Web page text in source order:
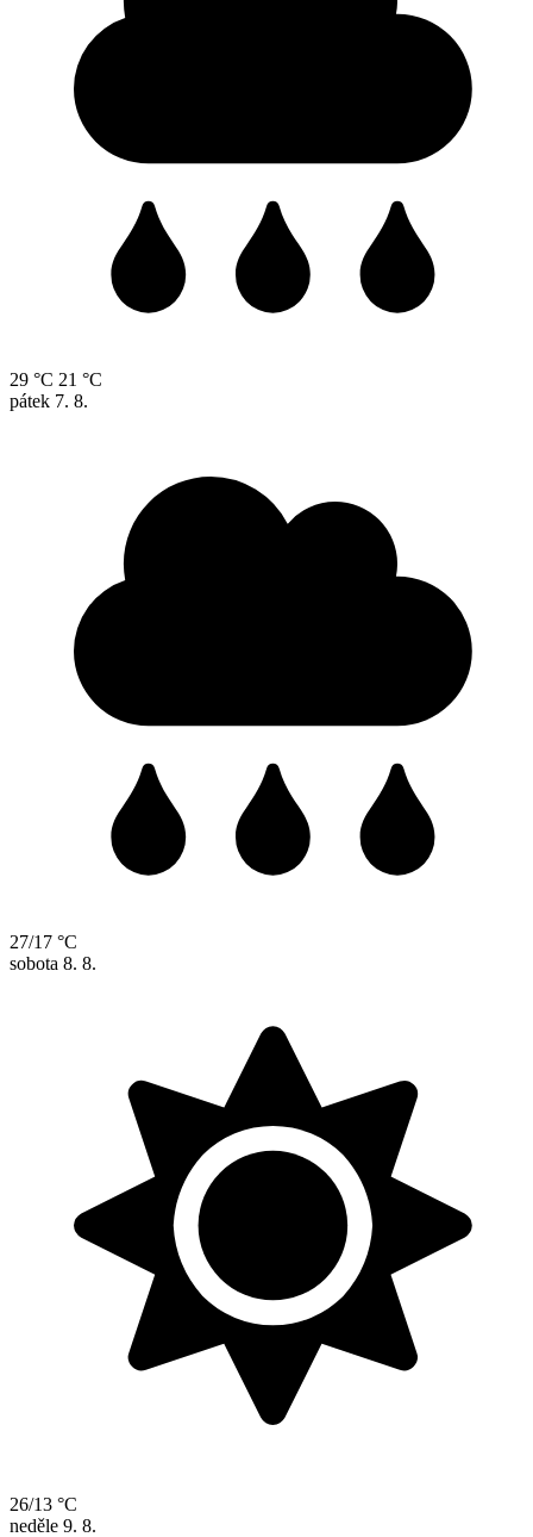
29 °C 21 °C
pátek 7. 8.
27/17 °C
sobota 8. 8.
26/13 °C
neděle 9. 8.